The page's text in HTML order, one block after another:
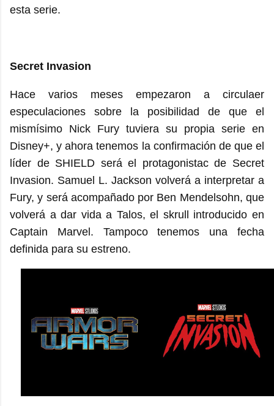
esta serie.
Secret Invasion
Hace varios meses empezaron a circulaer
especulaciones sobre la posibilidad de que el
mismísimo Nick Fury tuviera su propia serie en
Disney+, y ahora tenemos la confirmación de que el
líder de SHIELD será el protagonistac de Secret
Invasion. Samuel L. Jackson volverá a interpretar a
Fury, y será acompañado por Ben Mendelsohn, que
volverá a dar vida a Talos, el skrull introducido en
Captain Marvel. Tampoco tenemos una fecha
definida para su estreno.